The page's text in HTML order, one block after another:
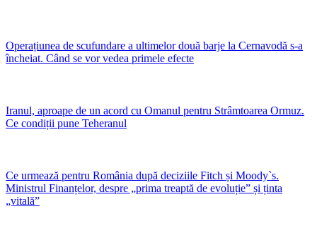
Operațiunea de scufundare a ultimelor două barje la Cernavodă s-a
încheiat. Când se vor vedea primele efecte
Iranul, aproape de un acord cu Omanul pentru Strâmtoarea Ormuz.
Ce condiții pune Teheranul
Ce urmează pentru România după deciziile Fitch și Moody`s.
Ministrul Finanțelor, despre „prima treaptă de evoluție” și ținta
„vitală”